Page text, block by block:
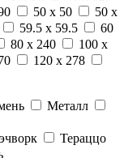
50 x 50
50 x
59.5 x 59.5
60
80 x 240
100 x
120 x 278
Металл
Тераццо